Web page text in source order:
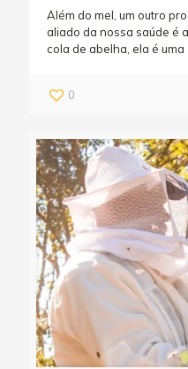
Além do mel, um outro
aliado da nossa saúde é
cola de abelha, ela é uma
0